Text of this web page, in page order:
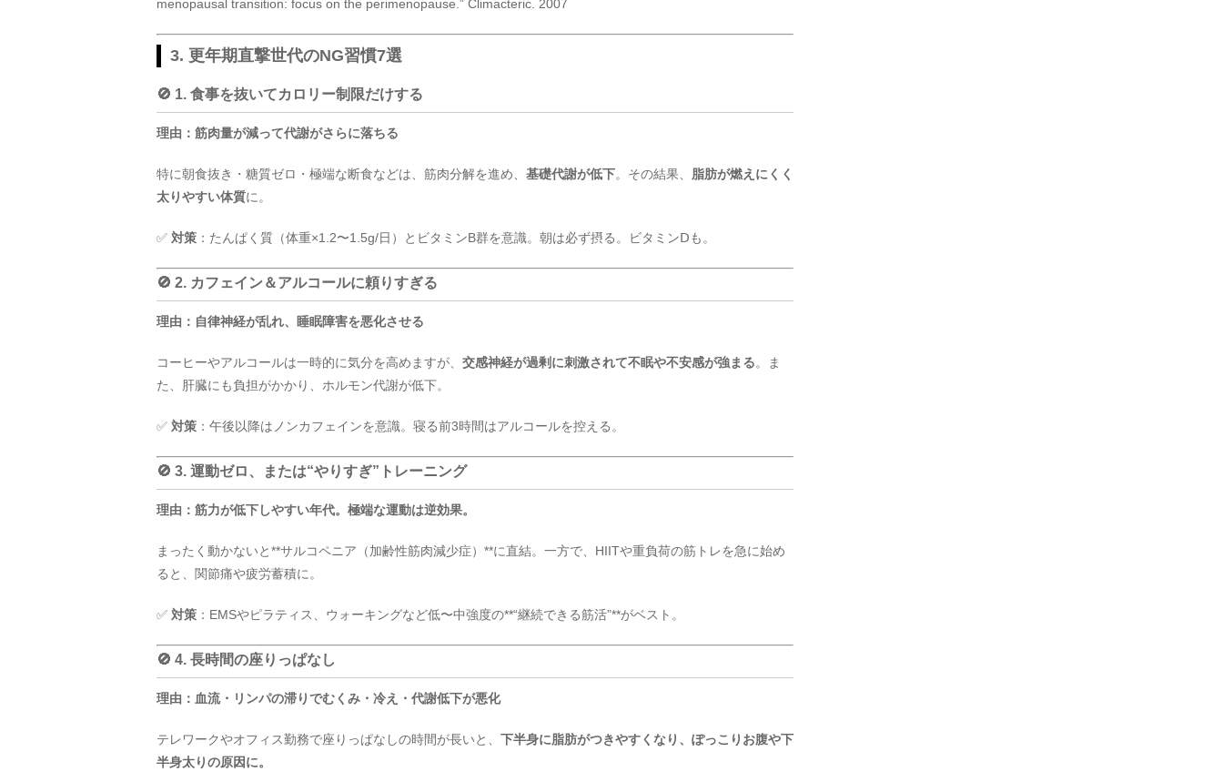
menopausal transition: focus on the perimenopause.” Climacteric. 2007
3. 更年期直撃世代のNG習慣7選
🚫 1. 食事を抜いてカロリー制限だけする
理由：筋肉量が減って代謝がさらに落ちる
特に朝食抜き・糖質ゼロ・極端な断食などは、筋肉分解を進め、 基礎代謝が低下。その結果、 脂肪が燃えにくく
太りやすい体質に。
✅ 対策 ：たんぱく質（体重×1.2〜1.5g/日）とビタミンB群を意識。朝は必ず摂る。ビタミンⅮも。
🚫 2. カフェイン＆アルコールに頼りすぎる
理由：自律神経が乱れ、睡眠障害を悪化させる
コーヒーやアルコールは一時的に気分を高めますが、 交感神経が過剰に刺激されて不眠や不安感が強まる。ま
た、肝臓にも負担がかかり、ホルモン代謝が低下。
✅ 対策 ：午後以降はノンカフェインを意識。寝る前3時間はアルコールを控える。
🚫 3. 運動ゼロ、または“やりすぎ”トレーニング
理由：筋力が低下しやすい年代。極端な運動は逆効果。
まったく動かないと**サルコペニア（加齢性筋肉減少症）**に直結。一方で、HIITや重負荷の筋トレを急に始め
ると、関節痛や疲労蓄積に。
✅ 対策 ：EMSやピラティス、ウォーキングなど低〜中強度の**“継続できる筋活”**がベスト。
🚫 4. 長時間の座りっぱなし
理由：血流・リンパの滞りでむくみ・冷え・代謝低下が悪化
テレワークやオフィス勤務で座りっぱなしの時間が長いと、 下半身に脂肪がつきやすくなり、ぽっこりお腹や下
半身太りの原因に。